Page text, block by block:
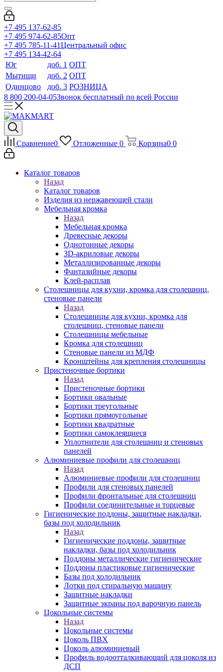
+7 495 137-62-85
+7 495 974-62-85Опт
+7 495 785-11-41Центральный офис
+7 495 134-42-64
Юг
доб. 1 ОПТ
Мытищи
доб. 2 ОПТ
Одинцово
доб. 3 РОЗНИЦА
8 800 200-04-05Звонок бесплатный по всей России
Сравнение0 Отложенные 0 Корзина0 0
Каталог товаров
Назад
Каталог товаров
Изделия из нержавеющей стали
Мебельная кромка
Назад
Мебельная кромка
Древесные декоры
Однотонные декоры
3D-акриловые декоры
Металлизированные декоры
Фантазийные декоры
Клей-расплав
Столешницы для кухни, кромка для столешниц,
стеновые панели
Назад
Столешницы для кухни, кромка для
столешниц, стеновые панели
Столешницы мебельные
Кромка для столешниц
Стеновые панели из МДФ
Кронштейны для крепления столешницы
Пристеночные бортики
Назад
Пристеночные бортики
Бортики овальные
Бортики треугольные
Бортики прямоугольные
Бортики квадратные
Бортики самоклеящиеся
Уплотнители для столешниц и стеновых
панелей
Алюминиевые профили для столешниц
Назад
Алюминиевые профили для столешниц
Профили для стеновых панелей
Профили фронтальные для столешниц
Профили соединительные и торцевые
Гигиенические поддоны, защитные накладки,
базы под холодильник
Назад
Гигиенические поддоны, защитные
накладки, базы под холодильник
Поддоны металлические гигиенические
Поддоны пластиковые гигиенические
Базы под холодильник
Лотки под стиральную машину
Защитные накладки
Защитные экраны под варочную панель
Цокольные системы
Назад
Цокольные системы
Цоколь ПВХ
Цоколь алюминиевый
Профиль водоотталкивающий для цоколя из
ДСП